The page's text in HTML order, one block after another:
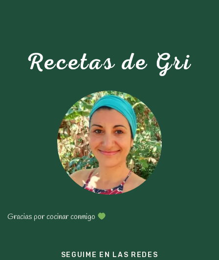
Gracias por cocinar conmigo
SEGUIME EN LAS REDES